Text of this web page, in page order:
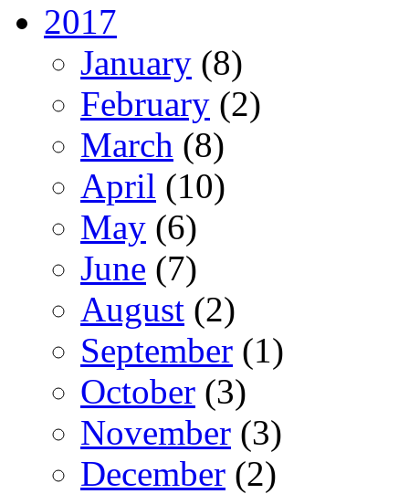
2017
January (8)
February (2)
March (8)
April (10)
May (6)
June (7)
August (2)
September (1)
October (3)
November (3)
December (2)